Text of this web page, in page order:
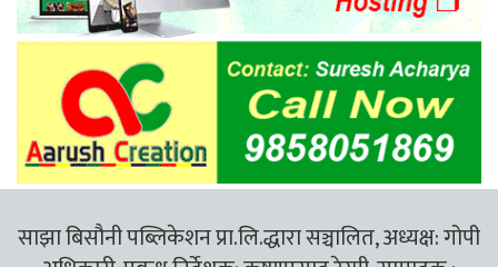
साझा बिसौनी पब्लिकेशन प्रा.लि.द्धारा सञ्चालित, अध्यक्ष: गोपी